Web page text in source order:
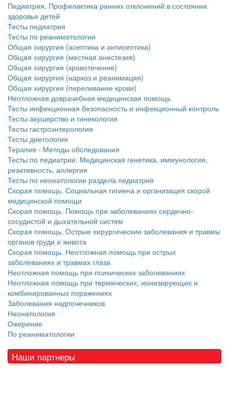
Педиатрия. Профилактика ранних отклонений в состоянии
здоровья детей
Тесты педиатрия
Тесты по реаниматологии
Общая хирургия (асептика и антисептика)
Общая хирургия (местная анестезия)
Общая хирургия (кровотечение)
Общая хирургия (наркоз и реанимация)
Общая хирургия (переливание крови)
Неотложная доврачебная медицинская помощь
Тесты инфекционная безопасность и инфекционный контроль
Тесты акушерство и гинекология
Тесты гастроэнтерология
Тесты диетология
Терапия - Методы обследования
Тесты по педиатрии. Медицинская генетика, иммунология,
реактивность, аллергия
Тесты по неонатологии раздела педиатрия
Скорая помощь. Социальная гигиена и организация скорой
медицинской помощи
Скорая помощь. Помощь при заболеваниях сердечно-
сосудистой и дыхательной систем
Скорая помощь. Острые хирургические заболевания и травмы
органов груди и живота
Скорая помощь. Неотложная помощь при острых
заболеваниях и травмах глаза
Неотложная помощь при психических заболеваниях
Неотложная помощь при термических, ионизирующих и
комбинированных поражениях
Заболевания надпочечников
Неонатология
Ожирение
По реаниматологии
Наши партнеры